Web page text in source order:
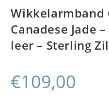
Wikkelarmband
Canadese Jade
leer – Sterling
€109,00